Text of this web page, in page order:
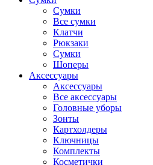
Сумки
Все сумки
Клатчи
Рюкзаки
Сумки
Шоперы
Аксессуары
Аксессуары
Все аксессуары
Головные уборы
Зонты
Картхолдеры
Ключницы
Комплекты
Косметички